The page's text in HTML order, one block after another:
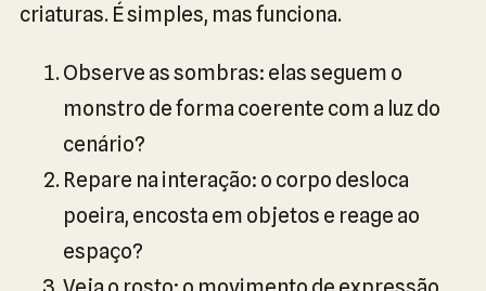
criaturas. É simples, mas funciona.
Observe as sombras: elas seguem o
monstro de forma coerente com a luz do
cenário?
Repare na interação: o corpo desloca
poeira, encosta em objetos e reage ao
espaço?